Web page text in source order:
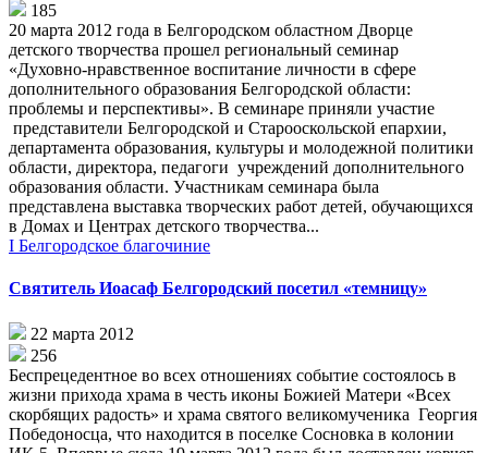
185
20 марта 2012 года в Белгородском областном Дворце
детского творчества прошел региональный семинар
«Духовно-нравственное воспитание личности в сфере
дополнительного образования Белгородской области:
проблемы и перспективы». В семинаре приняли участие
представители Белгородской и Старооскольской епархии,
департамента образования, культуры и молодежной политики
области, директора, педагоги учреждений дополнительного
образования области. Участникам семинара была
представлена выставка творческих работ детей, обучающихся
в Домах и Центрах детского творчества...
I Белгородское благочиние
Святитель Иоасаф Белгородский посетил «темницу»
22 марта 2012
256
Беспрецедентное во всех отношениях событие состоялось в
жизни прихода храма в честь иконы Божией Матери «Всех
скорбящих радость» и храма святого великомученика Георгия
Победоносца, что находится в поселке Сосновка в колонии